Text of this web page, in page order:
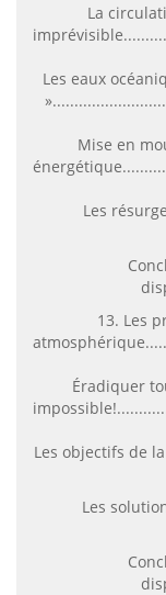
La
Les eaux
Mise en
Les
13. Les
Éradiquer
Les objectifs de
Les